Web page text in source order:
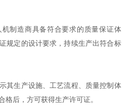
制造商具备符合要求的质量保证体
规定的设计要求，持续生产出符合标
其生产设施、工艺流程、质量控制体
格后，方可获得生产许可证。